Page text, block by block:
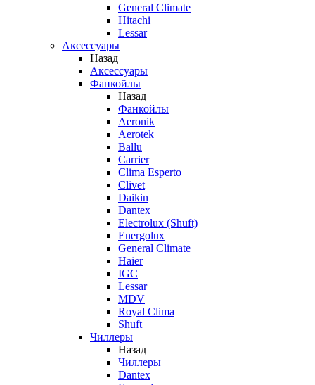
General Climate
Hitachi
Lessar
Аксессуары
Назад
Аксессуары
Фанкойлы
Назад
Фанкойлы
Aeronik
Aerotek
Ballu
Carrier
Clima Esperto
Clivet
Daikin
Dantex
Electrolux (Shuft)
Energolux
General Climate
Haier
IGC
Lessar
MDV
Royal Clima
Shuft
Чиллеры
Назад
Чиллеры
Dantex